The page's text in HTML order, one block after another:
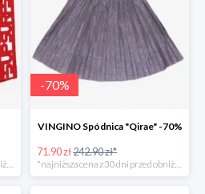
-70%
VINGINO Spódnica "Qirae" -70%
71.90 zł242.90 zł*